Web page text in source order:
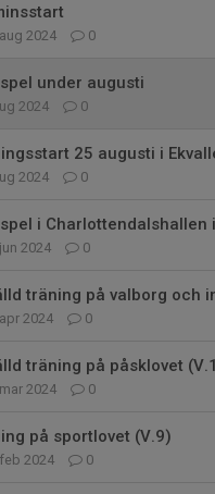
2024 0
under augusti
2024 0
25 augusti i
2024 0
i Charlottendalshallen
2024 0
träning på valborg och
2024 0
träning på påsklovet
2024 0
på sportlovet (V.9)
2024 0